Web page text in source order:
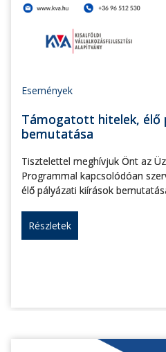
Események
Támogatott hitelek, élő
bemutatása
Tisztelettel meghívjuk Önt az
Programmal kapcsolódóan
élő pályázati kiírások
Részletek